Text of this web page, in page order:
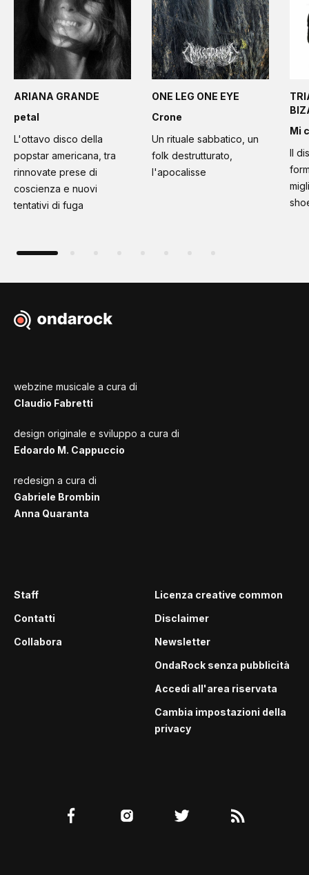
ARIANA GRANDE
petal
L'ottavo disco della
popstar americana, tra
rinnovate prese di
coscienza e nuovi
tentativi di fuga
ONE LEG ONE EYE
Crone
Un rituale sabbatico, un
folk destrutturato,
l'apocalisse
Mi
Il
webzine musicale a cura di
Claudio Fabretti
design originale e sviluppo a cura di
Edoardo M. Cappuccio
redesign a cura di
Gabriele Brombin
Anna Quaranta
Staff
Contatti
Collabora
Licenza creative common
Disclaimer
Newsletter
OndaRock senza pubblicità
Accedi all'area riservata
Cambia impostazioni della
privacy